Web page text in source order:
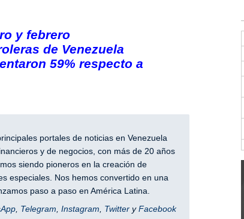
y febrero
de Venezuela
59% respecto a
portales de noticias en Venezuela
y de negocios, con más de 20 años
siendo pioneros en la creación de
especiales. Nos hemos convertido en una
paso a paso en América Latina.
, Telegram, Instagram, TwitteryFacebook